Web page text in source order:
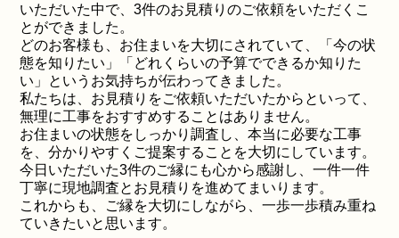
いただいた中で、3件のお見積りのご依頼をいただくこ
とができました。
どのお客様も、お住まいを大切にされていて、「今の状
態を知りたい」「どれくらいの予算でできるか知りた
い」というお気持ちが伝わってきました。
私たちは、お見積りをご依頼いただいたからといって、
無理に工事をおすすめすることはありません。
お住まいの状態をしっかり調査し、本当に必要な工事
を、分かりやすくご提案することを大切にしています。
今日いただいた3件のご縁にも心から感謝し、一件一件
丁寧に現地調査とお見積りを進めてまいります。
これからも、ご縁を大切にしながら、一歩一歩積み重ね
ていきたいと思います。